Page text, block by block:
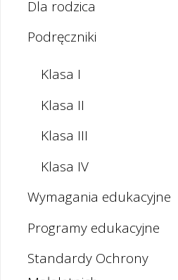
Dla rodzica
Podręczniki
Klasa I
Klasa II
Klasa III
Klasa IV
Wymagania edukacyjne
Programy edukacyjne
Standardy Ochrony